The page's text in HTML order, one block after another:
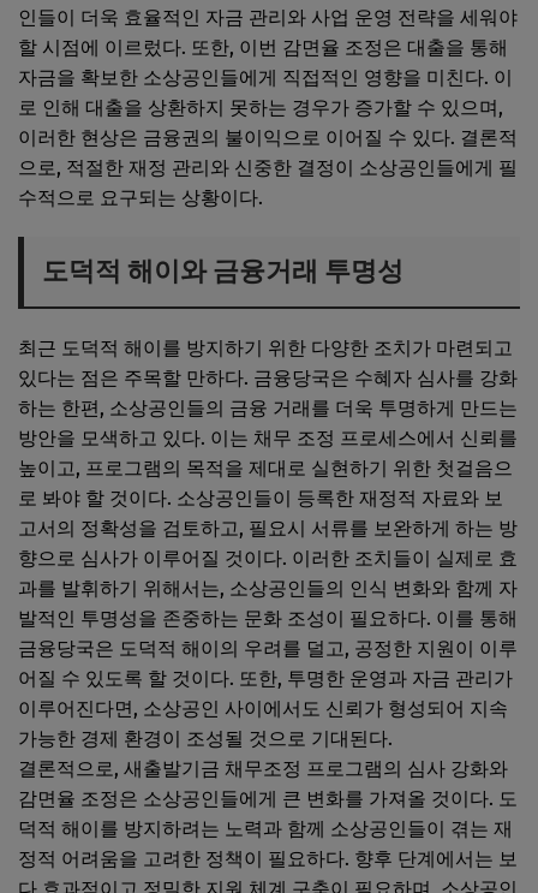
인들이 더욱 효율적인 자금 관리와 사업 운영 전략을 세워야
할 시점에 이르렀다. 또한, 이번 감면율 조정은 대출을 통해
자금을 확보한 소상공인들에게 직접적인 영향을 미친다. 이
로 인해 대출을 상환하지 못하는 경우가 증가할 수 있으며,
이러한 현상은 금융권의 불이익으로 이어질 수 있다. 결론적
으로, 적절한 재정 관리와 신중한 결정이 소상공인들에게 필
수적으로 요구되는 상황이다.
도덕적 해이와 금융거래 투명성
최근 도덕적 해이를 방지하기 위한 다양한 조치가 마련되고
있다는 점은 주목할 만하다. 금융당국은 수혜자 심사를 강화
하는 한편, 소상공인들의 금융 거래를 더욱 투명하게 만드는
방안을 모색하고 있다. 이는 채무 조정 프로세스에서 신뢰를
높이고, 프로그램의 목적을 제대로 실현하기 위한 첫걸음으
로 봐야 할 것이다. 소상공인들이 등록한 재정적 자료와 보
고서의 정확성을 검토하고, 필요시 서류를 보완하게 하는 방
향으로 심사가 이루어질 것이다. 이러한 조치들이 실제로 효
과를 발휘하기 위해서는, 소상공인들의 인식 변화와 함께 자
발적인 투명성을 존중하는 문화 조성이 필요하다. 이를 통해
금융당국은 도덕적 해이의 우려를 덜고, 공정한 지원이 이루
어질 수 있도록 할 것이다. 또한, 투명한 운영과 자금 관리가
이루어진다면, 소상공인 사이에서도 신뢰가 형성되어 지속
가능한 경제 환경이 조성될 것으로 기대된다.
결론적으로, 새출발기금 채무조정 프로그램의 심사 강화와
감면율 조정은 소상공인들에게 큰 변화를 가져올 것이다. 도
덕적 해이를 방지하려는 노력과 함께 소상공인들이 겪는 재
정적 어려움을 고려한 정책이 필요하다. 향후 단계에서는 보